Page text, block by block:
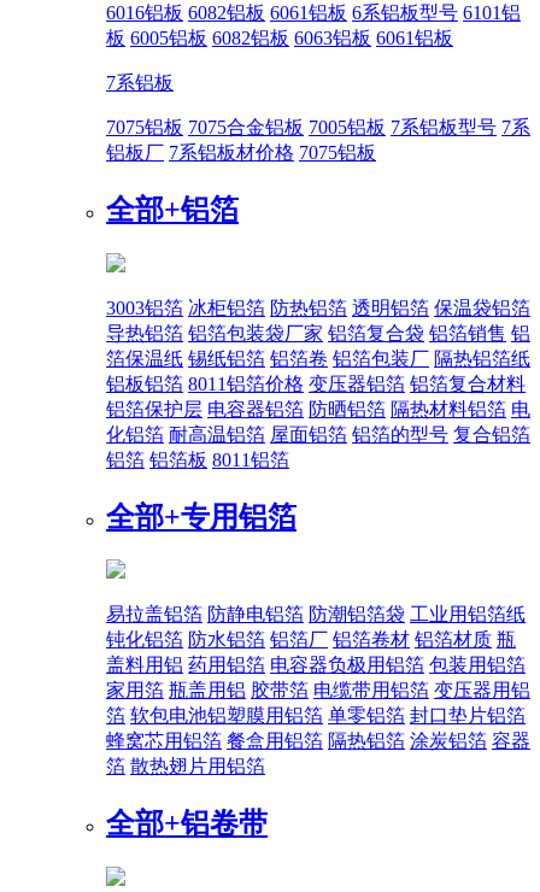
6016铝板 6082铝板 6061铝板 6系铝板型号 6101铝
板 6005铝板 6082铝板 6063铝板 6061铝板
7系铝板
7075铝板 7075合金铝板 7005铝板 7系铝板型号 7系
铝板厂 7系铝板材价格 7075铝板
全部+铝箔
3003铝箔 冰柜铝箔 防热铝箔 透明铝箔 保温袋铝箔
导热铝箔 铝箔包装袋厂家 铝箔复合袋 铝箔销售 铝
箔保温纸 锡纸铝箔 铝箔卷 铝箔包装厂 隔热铝箔纸
铝板铝箔 8011铝箔价格 变压器铝箔 铝箔复合材料
铝箔保护层 电容器铝箔 防晒铝箔 隔热材料铝箔 电
化铝箔 耐高温铝箔 屋面铝箔 铝箔的型号 复合铝箔
铝箔 铝箔板 8011铝箔
全部+专用铝箔
易拉盖铝箔 防静电铝箔 防潮铝箔袋 工业用铝箔纸
钝化铝箔 防水铝箔 铝箔厂 铝箔卷材 铝箔材质 瓶
盖料用铝 药用铝箔 电容器负极用铝箔 包装用铝箔
家用箔 瓶盖用铝 胶带箔 电缆带用铝箔 变压器用铝
箔 软包电池铝塑膜用铝箔 单零铝箔 封口垫片铝箔
蜂窝芯用铝箔 餐盒用铝箔 隔热铝箔 涂炭铝箔 容器
箔 散热翅片用铝箔
全部+铝卷带